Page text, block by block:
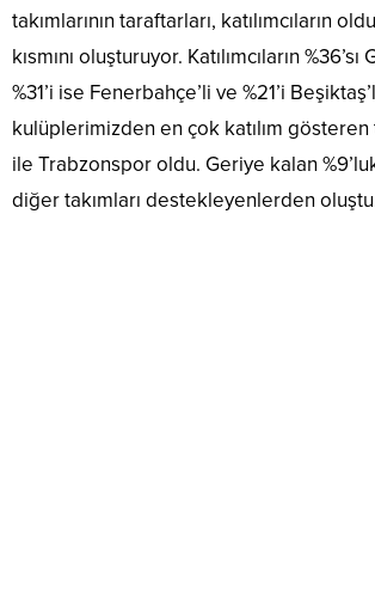
takımlarının taraftarları, katılımcıların
kısmını oluşturuyor. Katılımcıların %36’sı
%31’i ise Fenerbahçe’li ve %21’i
kulüplerimizden en çok katılım
ile Trabzonspor oldu. Geriye kalan
diğer takımları destekleyenlerden